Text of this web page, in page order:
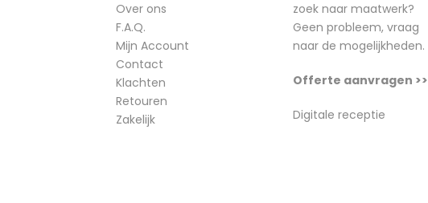
Over ons
F.A.Q.
Mijn Account
Contact
Klachten
Retouren
Zakelijk
zoek naar maatwerk?
Geen probleem, vraag
naar de mogelijkheden.
Offerte aanvragen >>
Digitale receptie